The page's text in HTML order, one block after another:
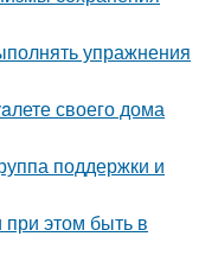
упражнения
своего дома
поддержки и
при этом быть в